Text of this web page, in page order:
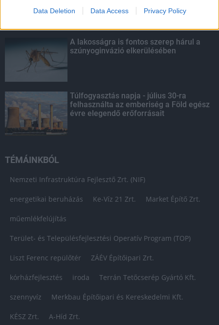
Data Deletion Data Access Privacy Policy
Egyetem
A lakosságra is fontos szerep hárul a
szúnyoginvázió elkerülésében
Túlfogyasztás napja - július 30-ra
felhasználta az emberiség a Föld egész
évre elegendő erőforrásait
TÉMÁINKBÓL
Nemzeti Infrastruktúra Fejlesztő Zrt. (NIF)
energetikai beruházás Ke-Víz 21 Zrt. Market Építő Zrt.
műemlékfelújítás
Terület- és Településfejlesztési Operatív Program (TOP)
Liszt Ferenc repülőtér ZÁÉV Építőipari Zrt.
kórházfejlesztés iroda Terrán Tetőcserép Gyártó Kft.
szennyvíz Merkbau Építőipari és Kereskedelmi Kft.
KÉSZ Zrt. A-Híd Zrt.